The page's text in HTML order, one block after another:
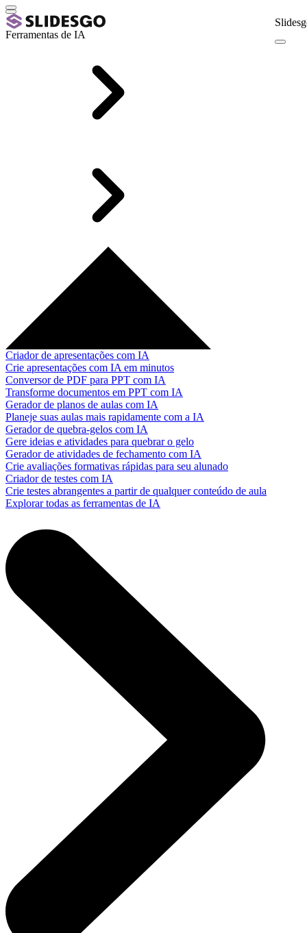
Ferramentas de IA
Criador de apresentações com IA
Crie apresentações com IA em minutos
Conversor de PDF para PPT com IA
Transforme documentos em PPT com IA
Gerador de planos de aulas com IA
Planeje suas aulas mais rapidamente com a IA
Gerador de quebra-gelos com IA
Gere ideias e atividades para quebrar o gelo
Gerador de atividades de fechamento com IA
Crie avaliações formativas rápidas para seu alunado
Criador de testes com IA
Crie testes abrangentes a partir de qualquer conteúdo de aula
Explorar todas as ferramentas de IA